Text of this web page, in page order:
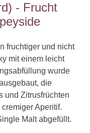
- Frucht
fruchtiger und nicht
mit einem leicht
wurde
die
und Zitrusfrüchten
Aperitif.
Malt abgefüllt.